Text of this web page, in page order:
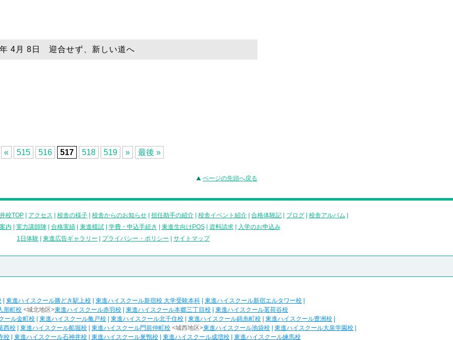
4月 8日 迎合せず、新しい道へ
« 515 516 517 518 519 » 最後 »
ページの先頭へ戻る
校TOP アクセス 校舎の様子 校舎からのお知らせ 担任助手の紹介 校舎イベント紹介 合格体験記 ブログ 校舎アルバム
内 実力講師陣| 合格実績| 東進模試| 学費・申込手続き 東進生向けPOS| 資料請求|
入学のお申込み
1日体験
東進広告ギャラリー プライバシー・ポリシー サイトマップ
東進ハイスクール勝どき駅上校 東進ハイスクール新宿校 大学受験本科 東進ハイスクール新宿エルタワー校
形町校 <城北地区>東進ハイスクール赤羽校 東進ハイスクール本郷三丁目校
東進ハイスクール茗荷谷校
ール金町校 東進ハイスクール亀戸校 東進ハイスクール北千住校 東進ハイスクール錦糸町校 東進ハイスクール豊洲校
西校 東進ハイスクール船堀校 東進ハイスクール門前仲町校 <城西地区>東進ハイスクール池袋校 東進ハイスクール大泉学園校
校 東進ハイスクール石神井校 東進ハイスクール巣鴨校 東進ハイスクール成増校
東進ハイスクール練馬校